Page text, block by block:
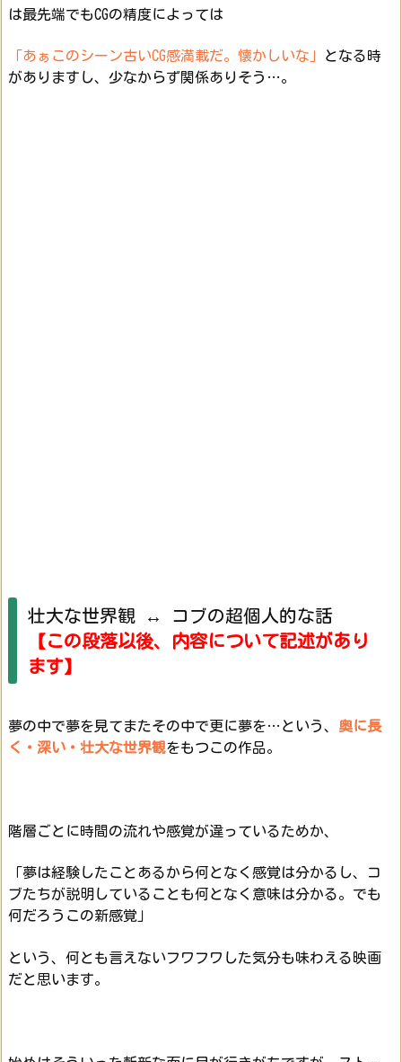
は最先端でもCGの精度によっては
「あぁこのシーン古いCG感満載だ。懐かしいな」
となる時
がありますし、少なからず関係ありそう…。
壮大な世界観 ↔ コブの超個人的な話
【この段落以後、内容について記述があり
ます】
夢の中で夢を見てまたその中で更に夢を…という、 奥に長
く・深い・壮大な世界観をもつこの作品。
階層ごとに時間の流れや感覚が違っているためか、
「夢は経験したことあるから何となく感覚は分かるし、コ
ブたちが説明していることも何となく意味は分かる。でも
何だろうこの新感覚」
という、何とも言えないフワフワした気分も味わえる映画
だと思います。